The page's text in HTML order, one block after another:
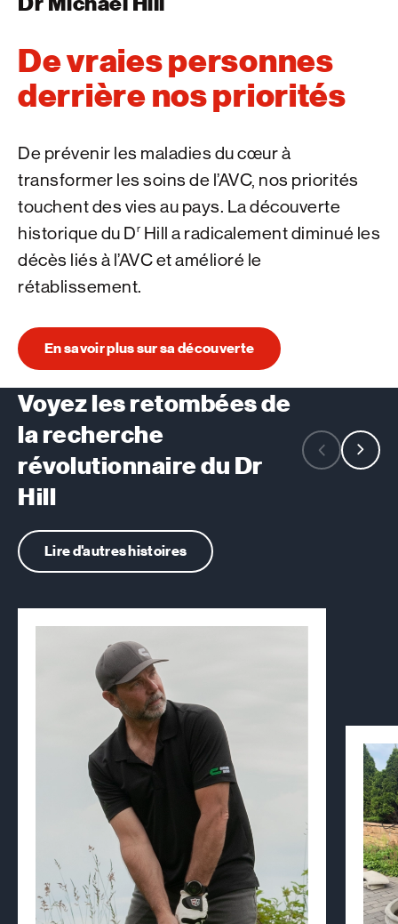
De vraies personnes
derrière nos priorités
De prévenir les maladies du cœur à
transformer les soins de l’AVC, nos priorités
touchent des vies au pays. La découverte
historique du Dr Hill a radicalement diminué les
décès liés à l’AVC et amélioré le
rétablissement.
En savoir plus sur sa découverte
Voyez les retombées de
la recherche
révolutionnaire du Dr
Hill
Lire d'autres histoires